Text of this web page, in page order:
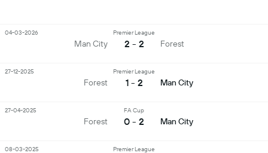
Man City
Premier League
2 - 2 Forest
04-03-2026
Forest
Premier League
1 - 2 Man City
27-12-2025
Forest
FA Cup
0 - 2 Man City
27-04-2025
Premier League
08-03-2025